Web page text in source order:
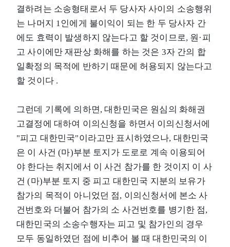
결하려는 소송형태로서 두 당사자 사이의 소송행위
는 나머지 1인에게 불이익이 되는 한 두 당사자 간
에도 효력이 발생하지 않는다고 할 것이므로, 원·피
고 사이에만 재판상 화해를 하는 것은 3자 간의 합
일확정의 목적에 반하기 때문에 허용되지 않는다고
할 것이다 .
그런데 기록에 의하면, 대한민국은 원심의 화해권
고결정에 대하여 이의신청을 하면서 이의신청서에
"피고 대한민국"이라고만 표시하였으나, 대한민국
은 이 사건 (마)부분 토지가 도로로 계속 이용되어
야 한다는 취지에서 이 사건 참가를 한 것이지 이 사
건 (마)부분 토지 중 피고 대한민국 지분의 보유가
참가의 목적이 아니었던 점, 이의신청서에 본소 사
건번호와 더불어 참가의 소 사건번호를 병기한 점,
대한민국의 소송수행자는 피고 및 참가인의 경우
모두 동일하였던 점에 비추어 볼 때 대한민국의 이